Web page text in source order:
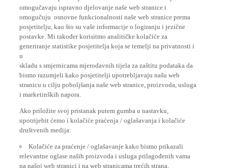
omogučavaju ispravno djelovanje naše web stranice i
omogučuju osnovne funkcionalnosti naše web stranice prema
posjetitelju, kao što su vaše informacije o logiranju i jezične
postavke. Mi također korisitmo analitičke kolačiće za
generiranje statistike posjetitelja koja se temelji na privatnosti i
skladu s smjernicama mjerodavnih tijela za zaštitu podataka da
bismo razumjeli kako posjetitelji upotrebljavaju našu web
stranicu u cilju poboljšanja naše web stranice, proizvoda, usluga
i marketinških napora.
Ako priložite svoj pristanak putem gumba u nastavku,
upotrijebit ćemo i kolačiće praćenja / oglašavanja i kolačiće
društvenih medija:
Kolačiće za praćenje / oglašavanje kako bismo prikazali
relevantne oglase naših proizvoda i usluga prilagođenih vama
na našoj web stranici i na web stranicama trećih strana,